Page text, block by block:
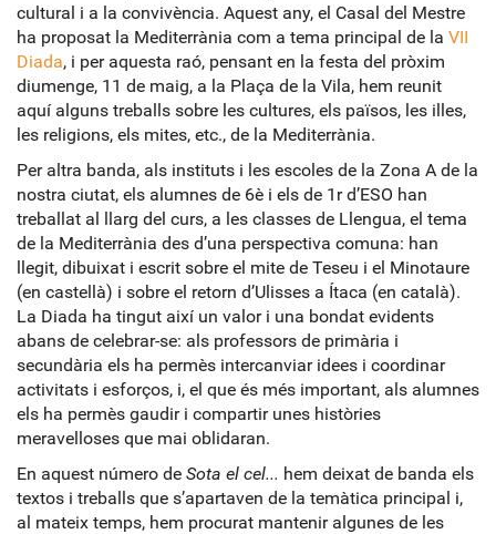
cultural i a la convivència. Aquest any, el Casal del Mestre
ha proposat la Mediterrània com a tema principal de la VII
Diada, i per aquesta raó, pensant en la festa del pròxim
diumenge, 11 de maig, a la Plaça de la Vila, hem reunit
aquí alguns treballs sobre les cultures, els països, les illes,
les religions, els mites, etc., de la Mediterrània.
Per altra banda, als instituts i les escoles de la Zona A de la
nostra ciutat, els alumnes de 6è i els de 1r d’ESO han
treballat al llarg del curs, a les classes de Llengua, el tema
de la Mediterrània des d’una perspectiva comuna: han
llegit, dibuixat i escrit sobre el mite de Teseu i el Minotaure
(en castellà) i sobre el retorn d’Ulisses a Ítaca (en català).
La Diada ha tingut així un valor i una bondat evidents
abans de celebrar-se: als professors de primària i
secundària els ha permès intercanviar idees i coordinar
activitats i esforços, i, el que és més important, als alumnes
els ha permès gaudir i compartir unes històries
meravelloses que mai oblidaran.
En aquest número de Sota el cel... hem deixat de banda els
textos i treballs que s’apartaven de la temàtica principal i,
al mateix temps, hem procurat mantenir algunes de les